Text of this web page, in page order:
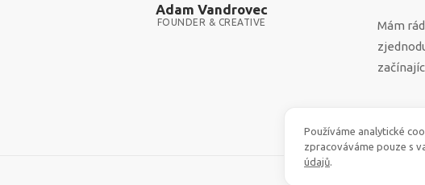
Adam Vandrovec
FOUNDER & CREATIVE
Mám
Používáme analytické
zpracováváme pouze s
údajů.